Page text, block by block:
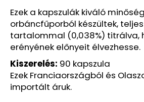
Ezek a kapszulák kiváló
orbáncfűporból készültek,
tartalommal (0,038%) titrálva,
erényének előnyeit élvezhesse.
Kiszerelés: 90 kapszula
Ezek Franciaországból és
importált áruk.
SILVER
(A2696)
–
CSAK
A
KÉSZÜLÉK
92
170
Ft
Korábbi: